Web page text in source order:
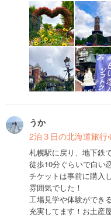
うか
2泊３日の北海道旅
札幌駅に戻り、地下鉄
徒歩10分ぐらいで白い
チケットは事前に購入
雰囲気でした！
工場見学や体験ができ
充実してます！お土産